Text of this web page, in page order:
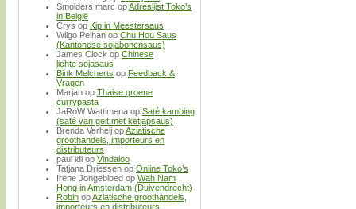
Smolders marc opAdreslijst Toko’s
in België
Crys op Kip in Meestersaus
Wilgo Pelhan op Chu Hou Saus
(Kantonese sojabonensaus)
James Clock op Chinese
lichte sojasaus
Bink Melcherts op Feedback &
Vragen
Marjan op Thaise groene
currypasta
JaRoW Wattimena op Saté kambing
(saté van geit met ketjapsaus)
Brenda Verheij opAziatische
groothandels, importeurs en
distributeurs
paul idi op Vindaloo
Tatjana Driessen op Online Toko’s
Irene Jongebloed op Wah Nam
Hong in Amsterdam (Duivendrecht)
Robin opAziatische groothandels,
importeurs en distributeurs